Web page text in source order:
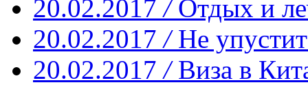
20.02.2017 / Отдых и
20.02.2017 / Не
20.02.2017 / Виза в